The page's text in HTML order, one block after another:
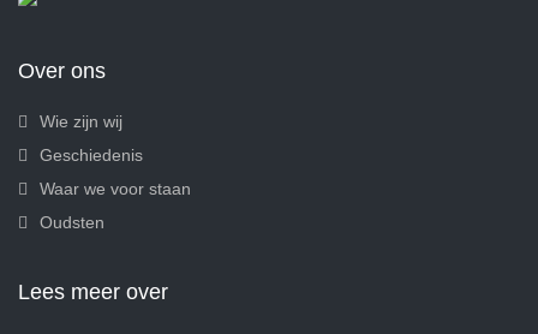
Over ons
Wie zijn wij
Geschiedenis
Waar we voor staan
Oudsten
Lees meer over